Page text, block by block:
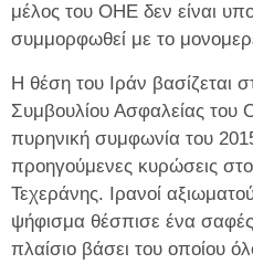
μέλος του ΟΗΕ δεν είναι
συμμορφωθεί με το
Η θέση του Ιράν βασίζεται
Συμβουλίου Ασφαλείας του
πυρηνική συμφωνία του
προηγούμενες κυρώσεις
Τεχεράνης. Ιρανοί
ψήφισμα θέσπισε ένα
πλαίσιο βάσει του οποίου